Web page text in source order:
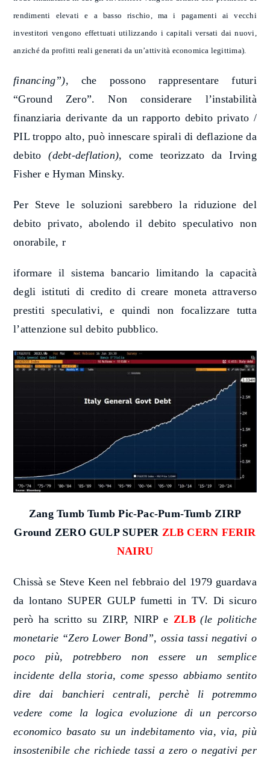
rendimenti elevati e a basso rischio, ma i pagamenti ai vecchi
investitori vengono effettuati utilizzando i capitali versati dai nuovi,
anziché da profitti reali generati da un’attività economica legittima).
financing”), che possono rappresentare futuri
“Ground Zero”. Non considerare l’instabilità
finanziaria derivante da un rapporto debito privato /
PIL troppo alto, può innescare spirali di deflazione da
debito(debt-deflation), come teorizzato da Irving
Fisher e Hyman Minsky.
Per Steve le soluzioni sarebbero la riduzione del
debito privato, abolendo il debito speculativo non
onorabile, r
iformare il sistema bancario limitando la capacità
degli istituti di credito di creare moneta attraverso
prestiti speculativi, e quindi non focalizzare tutta
l’attenzione sul debito pubblico.
Zang Tumb Tumb Pic-Pac-Pum-Tumb ZIRP
Ground ZERO GULP SUPER ZLB CERN FERIR
NAIRU
Chissà se Steve Keen nel febbraio del 1979 guardava
da lontano SUPER GULP fumetti in TV. Di sicuro
però ha scritto su ZIRP, NIRP eZLB (le politiche
monetarie “Zero Lower Bond”, ossia tassi negativi o
poco più, potrebbero non essere un semplice
incidente della storia, come spesso abbiamo sentito
dire dai banchieri centrali, perchè li potremmo
vedere come la logica evoluzione di un percorso
economico basato su un indebitamento via, via, più
insostenibile che richiede tassi a zero o negativi per